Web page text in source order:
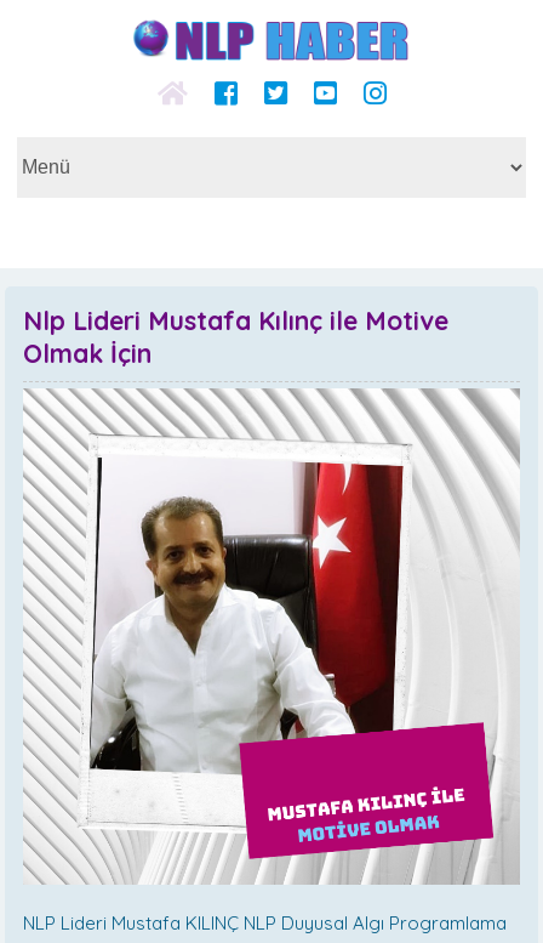
Nlp Lideri Mustafa Kılınç ile Motive
Olmak İçin
NLP Lideri Mustafa KILINÇ NLP Duyusal Algı Programlama